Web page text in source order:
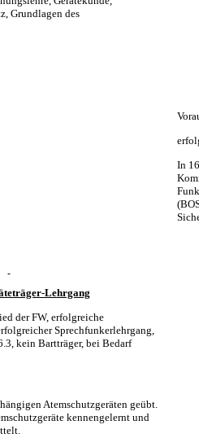
Grundlagen des
In
Lehrgang
der FW, erfolgreiche
Sprechfunkerlehrgang,
kein Bartträger, bei Bedarf
Atemschutzgeräten geübt.
kennengelernt und